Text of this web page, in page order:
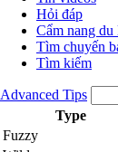
Hỏi đáp
Cẩm nang du
Tìm chuyến
Tìm kiếm
Advanced Tips
Type
Fuzzy